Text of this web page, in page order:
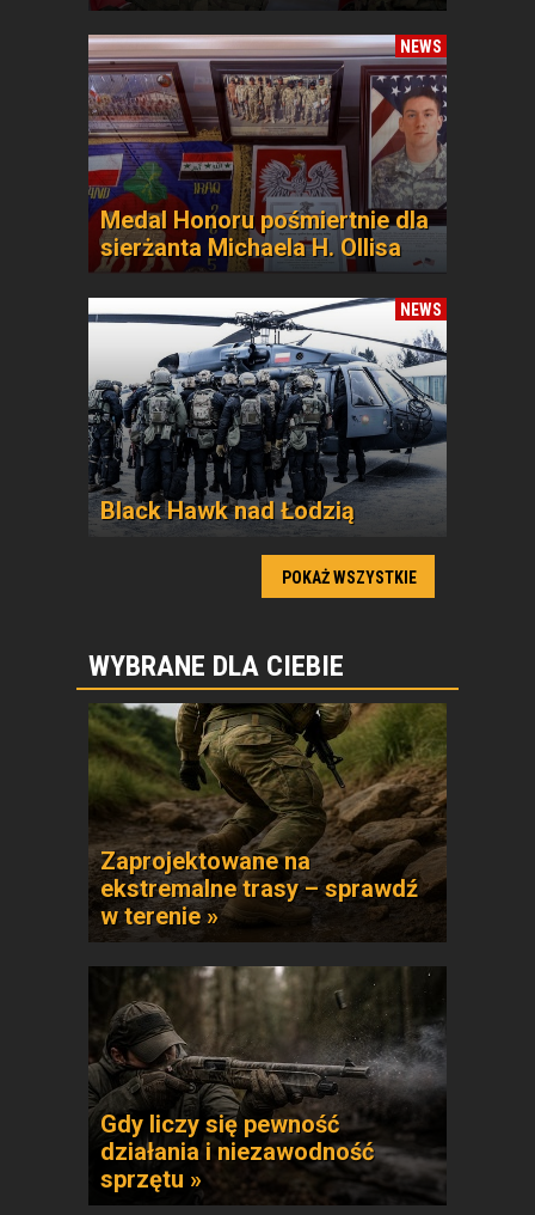
NEWS
Medal Honoru pośmiertnie dla
sierżanta Michaela H. Ollisa
NEWS
Black Hawk nad Łodzią
POKAŻ WSZYSTKIE
WYBRANE DLA CIEBIE
Zaprojektowane na
ekstremalne trasy – sprawdź
w terenie »
Gdy liczy się pewność
działania i niezawodność
sprzętu »